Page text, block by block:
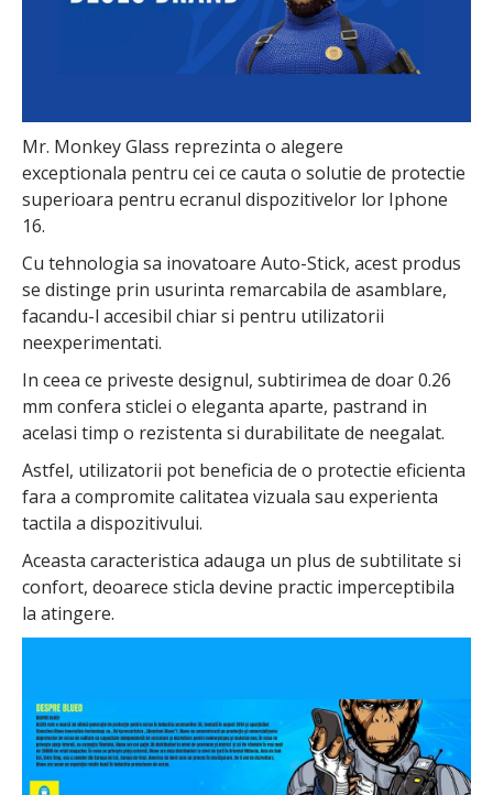
Mr. Monkey Glass reprezinta o alegere
exceptionala pentru cei ce cauta o solutie de protectie
superioara pentru ecranul dispozitivelor lor Iphone
16.
Cu tehnologia sa inovatoare Auto-Stick, acest produs
se distinge prin usurinta remarcabila de asamblare,
facandu-l accesibil chiar si pentru utilizatorii
neexperimentati.
In ceea ce priveste designul, subtirimea de doar 0.26
mm confera sticlei o eleganta aparte, pastrand in
acelasi timp o rezistenta si durabilitate de neegalat.
Astfel, utilizatorii pot beneficia de o protectie eficienta
fara a compromite calitatea vizuala sau experienta
tactila a dispozitivului.
Aceasta caracteristica adauga un plus de subtilitate si
confort, deoarece sticla devine practic imperceptibila
la atingere.